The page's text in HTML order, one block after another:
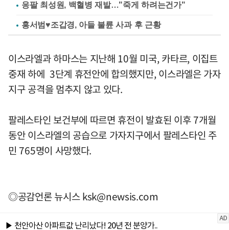
응팔 최성원, 백혈병 재발…"죽게 하려는건가"
홍서범♥조갑경, 아들 불륜 사과 후 근황
이스라엘과 하마스는 지난해 10월 미국, 카타르, 이집트
중재 하에 3단계 휴전안에 합의했지만, 이스라엘은 가자
지구 공격을 멈추지 않고 있다.
팔레스타인 보건부에 따르면 휴전이 발효된 이후 7개월
동안 이스라엘의 공습으로 가자지구에서 팔레스타인 주
민 765명이 사망했다.
◎공감언론 뉴시스ksk@newsis.com